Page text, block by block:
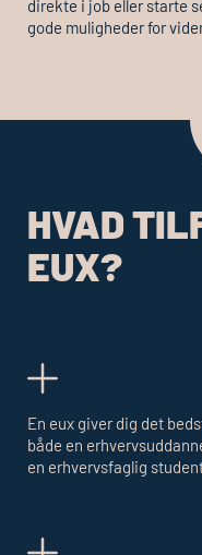
direkte i job eller starte
gode muligheder for
HVAD
EUX?
En eux giver dig det
både en
en erhvervsfaglig